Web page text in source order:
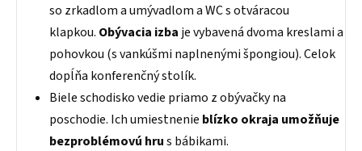
so zrkadlom a umývadlom a WC s otváracou
klapkou. Obývacia izba je vybavená dvoma kreslami a
pohovkou (s vankúšmi naplnenými špongiou). Celok
dopĺňa konferenčný stolík.
Biele schodisko vedie priamo z obývačky na
poschodie. Ich umiestnenie blízko okraja umožňuje
bezproblémovú hrus bábikami.